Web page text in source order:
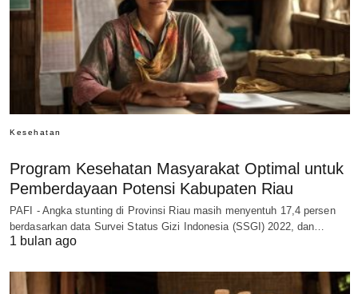
Kesehatan
Program Kesehatan Masyarakat Optimal untuk
Pemberdayaan Potensi Kabupaten Riau
PAFI - Angka stunting di Provinsi Riau masih menyentuh 17,4 persen
berdasarkan data Survei Status Gizi Indonesia (SSGI) 2022, dan…
1 bulan ago